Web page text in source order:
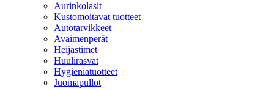
Aurinkolasit
Kustomoitavat tuotteet
Autotarvikkeet
Avaimenperät
Heijastimet
Huulirasvat
Hygieniatuotteet
Juomapullot